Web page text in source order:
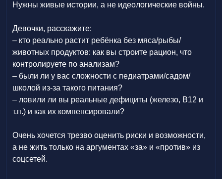
Нужны живые истории, а не идеологические войны.
Девочки, расскажите:
– кто реально растит ребёнка без мяса/рыбы/
животных продуктов: как вы строите рацион, что
контролируете по анализам?
– были ли у вас сложности с педиатрами/садом/
школой из‑за такого питания?
– ловили ли вы реальные дефициты (железо, В12 и
т.п.) и как их компенсировали?
Очень хочется трезво оценить риски и возможности,
а не жить только на аргументах «за» и «против» из
соцсетей.